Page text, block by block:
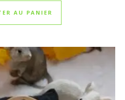
AU PANIER